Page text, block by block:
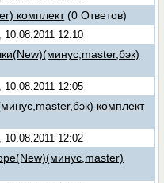
комплект (0 Ответов)
12:10
12:05
комплект
12:02